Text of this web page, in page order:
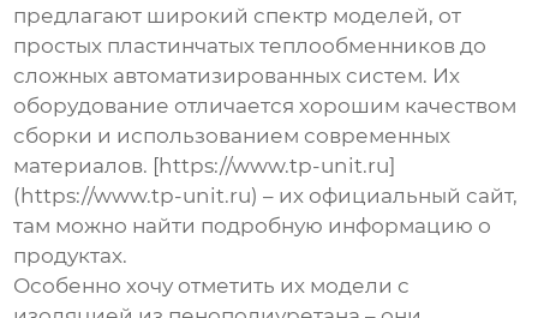
предлагают широкий спектр моделей, от
простых пластинчатых теплообменников до
сложных автоматизированных систем. Их
оборудование отличается хорошим качеством
сборки и использованием современных
материалов. [https://www.tp-unit.ru]
(https://www.tp-unit.ru) – их официальный сайт,
там можно найти подробную информацию о
продуктах.
Особенно хочу отметить их модели с